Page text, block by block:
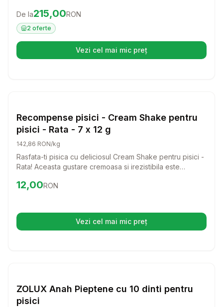
dezvoltarea puilor si intareste sistemul imunitar al mamei,
oferind tot ce are nevoie pentru a se recupera si a-si
hrani puii sanatos.
Preț:215.00 RON
De la215,00RON
2 oferte
Vezi cel mai mic preț(se deschide într-o filă nouă)
Recompense pisici - Cream Shake pentru
pisici - Rata - 7 x 12 g
142,86 RON/kg
Rasfata-ti pisica cu deliciosul Cream Shake pentru pisici -
Rata! Aceasta gustare cremoasa si irezistibila este
a transforma fiecare moment intr-o experienta de neuitat.
Preț:12.00
12,00RON
Vezi cel mai mic preț(se deschide într-o filă nouă)
ZOLUX Anah Pieptene cu 10 dinti pentru
pisici